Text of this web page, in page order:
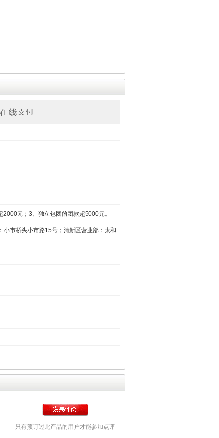
元；3、独立包团的团款超5000元。
小市桥头小市路15号；清新区营业部：太和
只有预订过此产品的用户才能参加点评